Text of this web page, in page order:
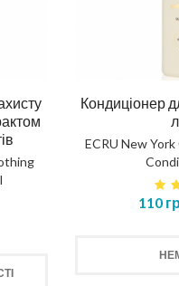
Кондиціонер
ECRU New
110